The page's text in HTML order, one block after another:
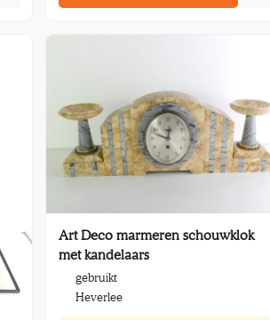
Art Deco marmeren schouwklok
met kandelaars
gebruikt
Heverlee